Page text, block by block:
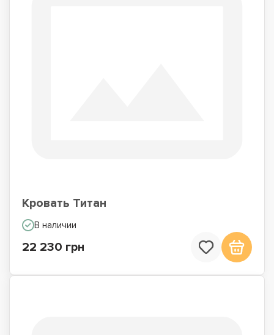
Кровать Титан
В наличии
22 230 грн